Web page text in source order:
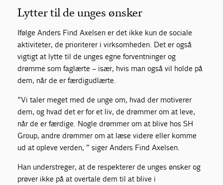
Lytter til de unges ønsker
Ifølge Anders Find Axelsen er det ikke kun de sociale
aktiviteter, de prioriterer i virksomheden. Det er også
vigtigt at lytte til de unges egne forventninger og
drømme som faglærte – især, hvis man også vil holde på
dem, når de er færdigudlærte.
”Vi taler meget med de unge om, hvad der motiverer
dem, og hvad det er for et liv, de drømmer om at leve,
når de er færdige. Nogle drømmer om at blive hos SH
Group, andre drømmer om at læse videre eller komme
ud at opleve verden, ” siger Anders Find Axelsen.
Han understreger, at de respekterer de unges ønsker og
prøver ikke på at overtale dem til at blive i